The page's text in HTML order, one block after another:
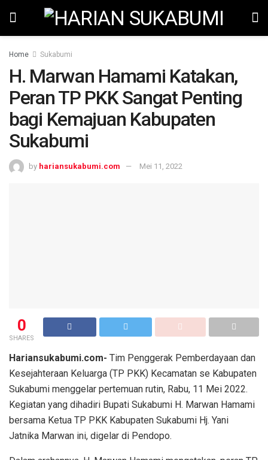
Home Sukabumi
H. Marwan Hamami Katakan,
Peran TP PKK Sangat Penting
bagi Kemajuan Kabupaten
Sukabumi
by hariansukabumi.com Mei 11, 2022
0
SHARES
Hariansukabumi.com- Tim Penggerak Pemberdayaan dan
Kesejahteraan Keluarga (TP PKK) Kecamatan se Kabupaten
Sukabumi menggelar pertemuan rutin, Rabu, 11 Mei 2022.
Kegiatan yang dihadiri Bupati Sukabumi H. Marwan Hamami
bersama Ketua TP PKK Kabupaten Sukabumi Hj. Yani
Jatnika Marwan ini, digelar di Pendopo.